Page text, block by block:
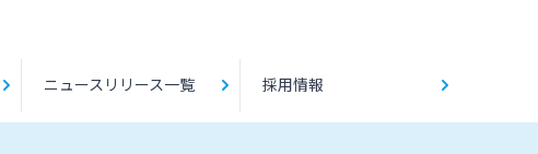
ニュースリリース一覧 採用情報